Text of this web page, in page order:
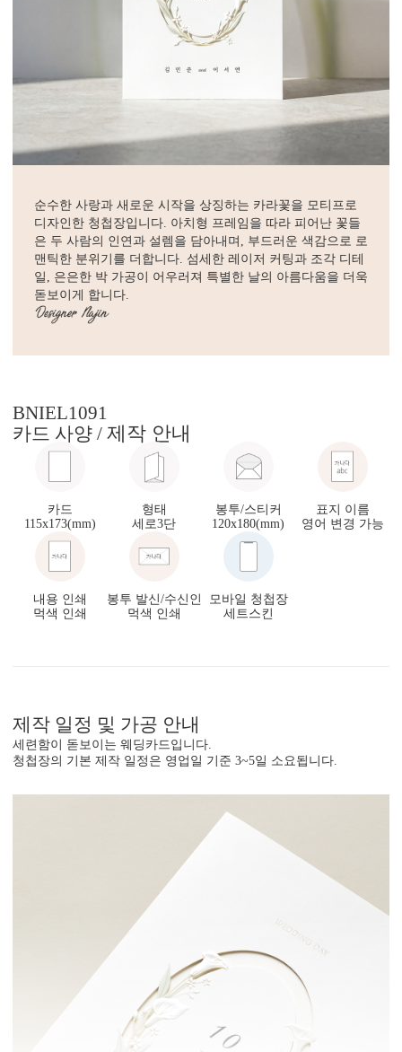
순수한 사랑과 새로운 시작을 상징하는 카라꽃을 모티프로
디자인한 청첩장입니다. 아치형 프레임을 따라 피어난 꽃들
은 두 사람의 인연과 설렘을 담아내며, 부드러운 색감으로 로
맨틱한 분위기를 더합니다. 섬세한 레이저 커팅과 조각 디테
일, 은은한 박 가공이 어우러져 특별한 날의 아름다움을 더욱
돋보이게 합니다.
BNIEL1091
카드 사양 / 제작 안내
카드
115x173(mm)
형태
세로3단
봉투/스티커
120x180(mm)
표지 이름
영어 변경 가능
내용 인쇄
먹색 인쇄
봉투 발신/수신인
먹색 인쇄
모바일 청첩장
세트스킨
제작 일정 및 가공 안내
세련함이 돋보이는 웨딩카드입니다.
청첩장의 기본 제작 일정은 영업일 기준 3~5일 소요됩니다.